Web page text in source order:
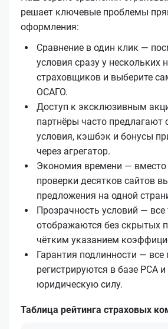
решает ключевые проблемы
оформления:
Сравнение в один клик —
условия сразу у нескольких
страховщиков и выберите
ОСАГО.
Доступ к эксклюзивным
партнёры часто предлагают
условия, кэшбэк и бонусы
через агрегатор.
Экономия времени — вместо
проверки десятков сайтов
предложения на одной
Прозрачность условий —
отображаются без скрытых
чётким указанием
Гарантия подлинности — все
регистрируются в базе РСА
юридическую силу.
Таблица рейтинга страховых